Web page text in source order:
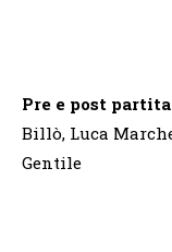
Pre e post partita
Billò, Luca
Gentile